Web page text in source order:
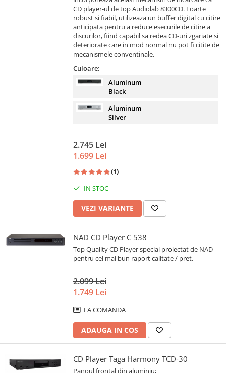
CD player-ul de top Audiolab 8300CD. Foarte
robust si fiabil, utilizeaza un buffer digital cu citire
anticipata pentru a reduce esecurile de citire a
discurilor, fiind capabil sa redea CD-uri zgariate si
deteriorate care in mod normal nu pot fi citite de
mecanismele conventinale.
Culoare:
Aluminum
Black
Aluminum
Silver
2.745 Lei
1.699 Lei
(1)
IN STOC
VEZI VARIANTE
NAD CD Player C 538
Top Quality CD Player special proiectat de NAD
pentru cel mai bun raport calitate / pret.
2.099 Lei
1.749 Lei
LA COMANDA
ADAUGA IN COS
CD Player Taga Harmony TCD-30
Panoul frontal din aluminiu;